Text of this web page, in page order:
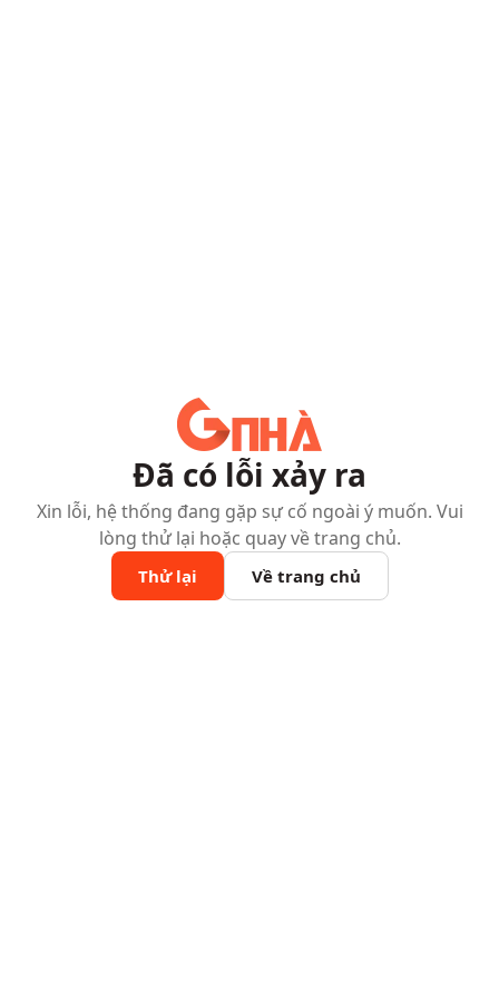
Đã có lỗi xảy ra
Xin lỗi, hệ thống đang gặp sự cố ngoài ý muốn. Vui
lòng thử lại hoặc quay về trang chủ.
Thử lại Về trang chủ